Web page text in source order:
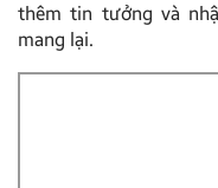
thêm tin tưởng và
mang lại.